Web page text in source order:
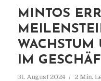
MINTOS
IM
31. August 2024 2 Min.